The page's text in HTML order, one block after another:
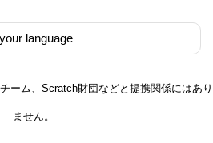
ーム、Scratch財団などと提携関係にはあり
ません。